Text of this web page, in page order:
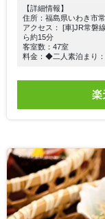
【詳細情報】
住所：福島県いわき市
アクセス： [車]JR常
ら約15分
客室数：47室
料金：◆二人素泊まり
楽